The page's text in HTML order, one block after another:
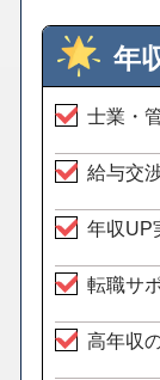
年
士業・
給与交
年収UP
転職サ
高年収